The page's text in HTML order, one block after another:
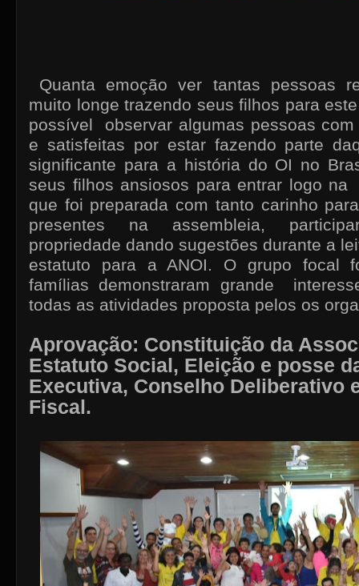
Quanta emoção ver tantas pessoas
muito longe trazendo seus filhos para
possível observar algumas pessoas
e satisfeitas por estar fazendo parte
significante para a história do OI no
seus filhos ansiosos para entrar logo
que foi preparada com tanto carinho
presentes na assembleia,
propriedade dando sugestões durante a
estatuto para a ANOI. O grupo focal
famílias demonstraram grande
todas as atividades proposta pelos os
Aprovação: Constituição da
Estatuto Social, Eleição e posse
Executiva, Conselho Deliberativo
Fiscal.